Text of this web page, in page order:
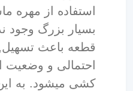
استفاده از مهره
بسیار بزرگ وجود
قطعه باعث
احتمالی و
کشی میشود. به